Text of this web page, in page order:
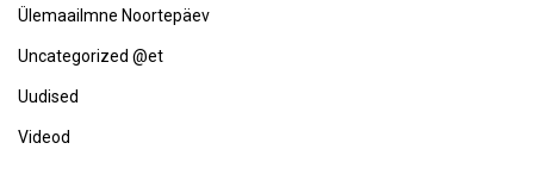
Ülemaailmne Noortepäev
Uncategorized @et
Uudised
Videod